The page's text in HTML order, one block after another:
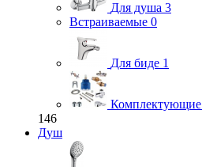
Для душа 3
Встраиваемые 0
Для биде 1
Комплектующие
146
Душ